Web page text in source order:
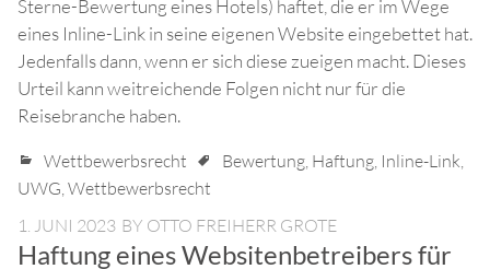
Sterne-Bewertung eines Hotels) haftet, die er im Wege
eines Inline-Link in seine eigenen Website eingebettet hat.
Jedenfalls dann, wenn er sich diese zueigen macht. Dieses
Urteil kann weitreichende Folgen nicht nur für die
Reisebranche haben.
Wettbewerbsrecht Bewertung, Haftung, Inline-Link,
UWG,Wettbewerbsrecht
1. JUNI 2023 BY OTTO FREIHERR GROTE
Haftung eines Websitenbetreibers für